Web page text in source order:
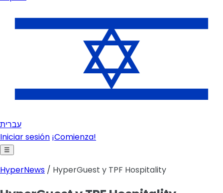
עברית
Iniciar sesión ¡Comienza!
☰
HyperNews / HyperGuest y TPF Hospitality